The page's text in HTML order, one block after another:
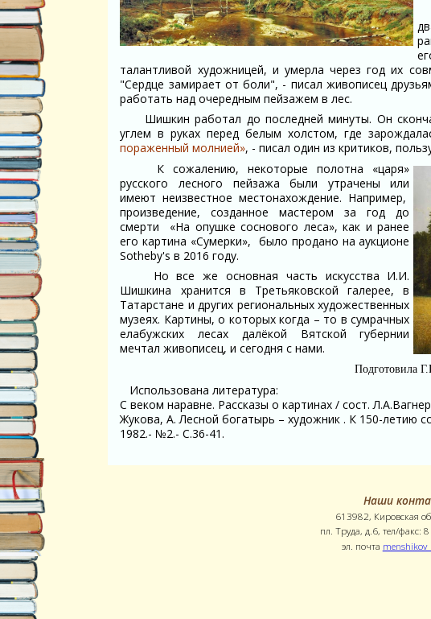
талантливой художницей, и умерла через год их
"Сердце замирает от боли", - писал живописец
работать над очередным пейзажем в лес.
Шишкин работал до последней минуты. Он
углем в руках перед белым холстом, где
пораженный молнией», - писал один из критиков,
К сожалению, некоторые полотна «царя»
русского лесного пейзажа были утрачены или
имеют неизвестное местонахождение. Например,
произведение, созданное мастером за год до
смерти «На опушке соснового леса», как и ранее
его картина «Сумерки», было продано на аукционе
Sotheby's в 2016 году.
Но все же основная часть искусства И.И.
Шишкина хранится в Третьяковской галерее, в
Татарстане и других региональных художественных
музеях. Картины, о которых когда – то в сумрачных
елабужских лесах далёкой Вятской губернии
мечтал живописец, и сегодня с нами.
Подготовила
Использована литература:
С веком наравне. Рассказы о картинах / сост.
Жукова, А. Лесной богатырь – художник . К 150-
1982.- №2.- С.36-41.
Наши
613982, Кировская
пл. Труда, д.6, тел/факс:
эл. почта